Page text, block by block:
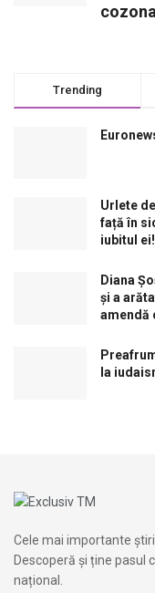
Trending
Urlete
față în
iubitul ei!
Diana
și a
amendă
la
Cele mai importante
Descoperă și ține pasul
național.